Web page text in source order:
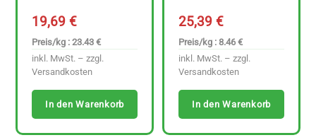
19,69€
Preis/kg : 23.43 €
inkl. MwSt. – zzgl.
Versandkosten
In den Warenkorb
25,39€
Preis/kg : 8.46 €
inkl. MwSt. – zzgl.
Versandkosten
In den Warenkorb